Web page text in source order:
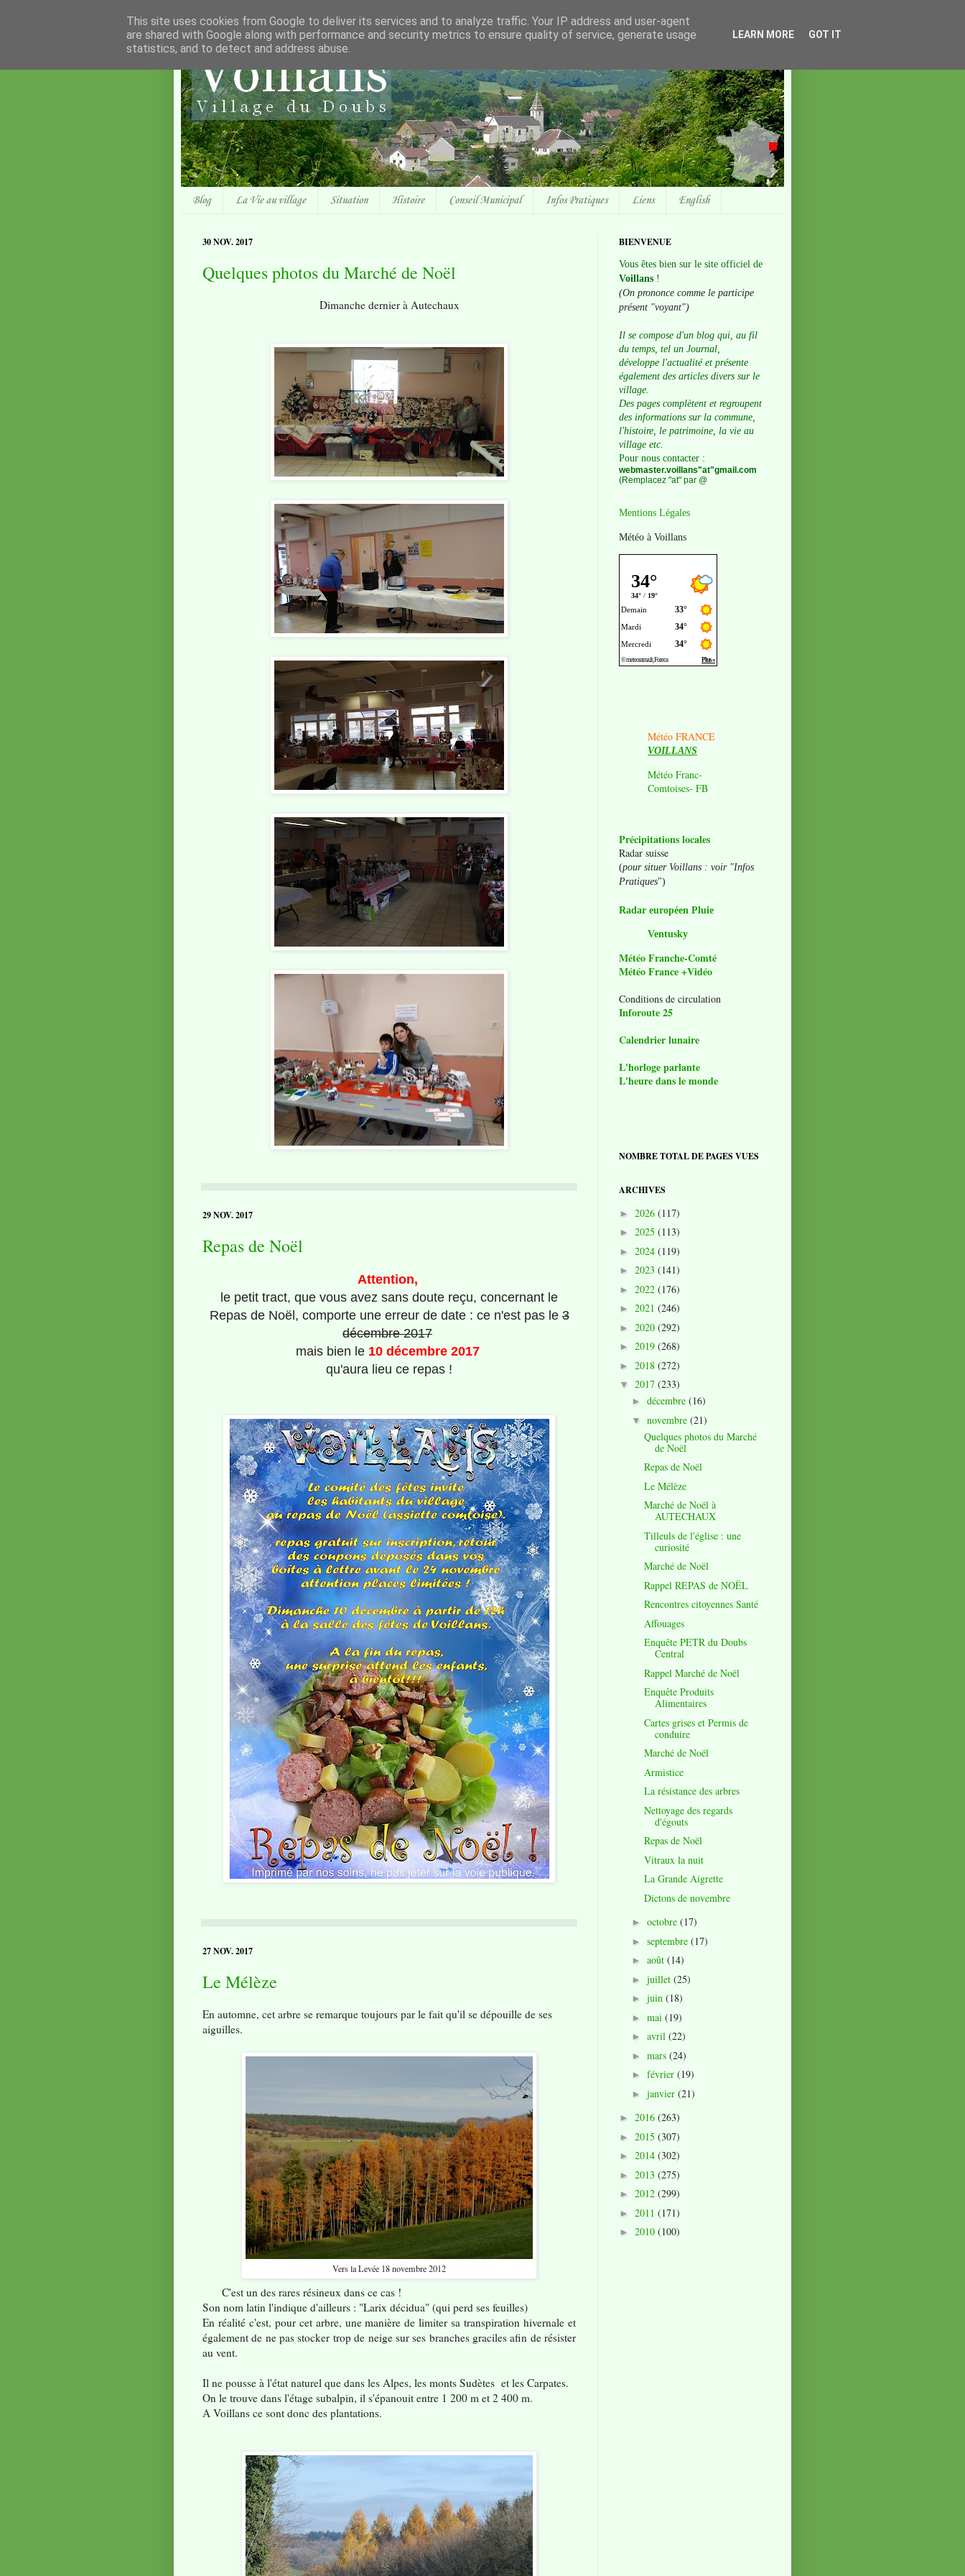
Blog La Vie au village Situation Histoire Conseil Municipal Infos Pratiques Liens English
30 NOV. 2017
Quelques photos du Marché de Noël
Dimanche dernier à Autechaux
29 NOV. 2017
Repas de Noël
Attention,
le petit tract, que vous avez sans doute reçu, concernant le
Repas de Noël, comporte une erreur de date : ce n'est pas le3
décembre 2017
mais bien le 10 décembre 2017
qu'aura lieu ce repas !
27 NOV. 2017
Le Mélèze
En automne, cet arbre se remarque toujours par le fait qu'il se dépouille de ses
aiguilles.
Vers la Levée 18 novembre 2012
C'est un des rares résineux dans ce cas !
Son nom latin l'indique d'ailleurs : "Larix décidua" (qui perd ses feuilles)
En réalité c'est, pour cet arbre, une manière de limiter sa transpiration hivernale et
également de ne pas stocker trop de neige sur ses branches graciles afin de résister
au vent.
Il ne pousse à l'état naturel que dans les Alpes, les monts Sudètes et les Carpates.
On le trouve dans l'étage subalpin, il s'épanouit entre 1 200 m et 2 400 m.
A Voillans ce sont donc des plantations.
BIENVENUE
Vous êtes bien sur le site officiel de
Voillans !
(On prononce comme le participe
présent "voyant")
Il se compose d'un blog qui, au fil
du temps, tel un Journal,
développe l'actualité et présente
également des articles divers sur le
village.
Des pages complètent et regroupent
des informations sur la commune,
l'histoire, le patrimoine, la vie au
village etc.
Pour nous contacter :
webmaster.voillans"at"gmail.com
(Remplacez "at" par @
Mentions Légales
Météo à Voillans
Météo FRANCE
VOILLANS
Météo Franc-
Comtoises- FB
Précipitations locales
Radar suisse
(pour situer Voillans : voir "Infos
Pratiques")
Radar européen Pluie
Ventusky
Météo Franche-Comté
Météo France +Vidéo
Conditions de circulation
Inforoute 25
Calendrier lunaire
L'horloge parlante
L'heure dans le monde
NOMBRE TOTAL DE PAGES VUES
ARCHIVES
► 2026 (117)
► 2025 (113)
► 2024 (119)
► 2023 (141)
► 2022 (176)
► 2021 (246)
► 2020 (292)
► 2019 (268)
► 2018 (272)
▼ 2017 (233)
► décembre (16)
▼ novembre (21)
Quelques photos du Marché
de Noël
Repas de Noël
Le Mélèze
Marché de Noël à
AUTECHAUX
Tilleuls de l'église : une
curiosité
Marché de Noël
Rappel REPAS de NOËL
Rencontres citoyennes Santé
Affouages
Enquête PETR du Doubs
Central
Rappel Marché de Noël
Enquête Produits
Alimentaires
Cartes grises et Permis de
conduire
Marché de Noël
Armistice
La résistance des arbres
Nettoyage des regards
d'égouts
Repas de Noël
Vitraux la nuit
La Grande Aigrette
Dictons de novembre
► octobre (17)
► septembre (17)
► août (14)
► juillet (25)
► juin (18)
► mai (19)
► avril (22)
► mars (24)
► février (19)
► janvier (21)
► 2016 (263)
► 2015 (307)
► 2014 (302)
► 2013 (275)
► 2012 (299)
► 2011 (171)
► 2010 (100)
This site uses cookies from Google to deliver its services and to analyze traffic. Your IP address and user-agent
are shared with Google along with performance and security metrics to ensure quality of service, generate usage
statistics, and to detect and address abuse.
LEARN MORE GOT IT